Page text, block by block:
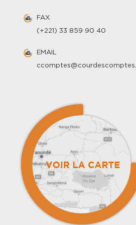
FAX
(+221) 33 859 90 40
EMAIL